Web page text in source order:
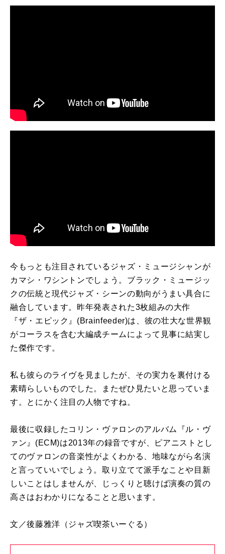
今もっとも注目されているジャズ・ミュージシャンが
カマシ・ワシントンでしょう。ブラック・ミュージッ
クの伝統と現代ジャズ・シーンの動向がうまい具合に
融合しています。昨年発表された3枚組みの大作
『ザ・エピック』(Brainfeeder)は、彼の壮大な世界観
がコーラスを含む大編成チームによって見事に結実し
た傑作です。
私も彼らのライヴを見ましたが、その実力を裏付ける
素晴らしいものでした。またぜひ見たいと思っていま
す。とにかく注目の人物ですね。
最後に収録したコリン・ヴァロンのアルバム『ル・ヴ
ァン』(ECM)は2013年の録音ですが、ピアニストとし
てのヴァロンの音楽性がよくわかる、地味ながら名演
と言っていいでしょう。取り立てて派手なことや目新
しいことはしませんが、じっくりと聴けば演奏の質の
高さはおわかりになることと思います。
文／後藤雅洋 （ジャズ喫茶いーぐる）